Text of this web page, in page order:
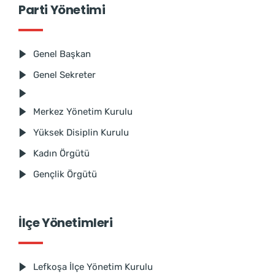
Parti Yönetimi
Genel Başkan
Genel Sekreter
Merkez Yönetim Kurulu
Yüksek Disiplin Kurulu
Kadın Örgütü
Gençlik Örgütü
İlçe Yönetimleri
Lefkoşa İlçe Yönetim Kurulu